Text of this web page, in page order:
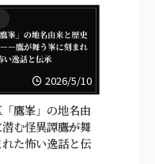
が受けてきた圧力を
、そこは国道や住宅
校が並ぶ、ごく日常
る。 だが、地名と
しばしば土地の表情
でも、古い道筋、河
の往来、死者を送っ
の土地としての記憶
地名に封じられてい
。沓掛もまた、その
2026/5/10
鷹峯」の地名由
む怪異譚――鷹が舞
れた怖い逸話と伝